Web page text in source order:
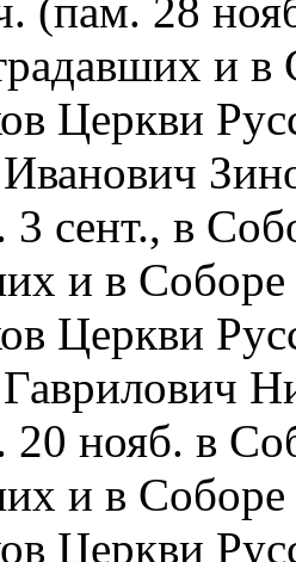
(пам. 28
и
Церкви
Иванович
сент., в
и в
Церкви
Гаврилович
нояб. в
и в
Церкви